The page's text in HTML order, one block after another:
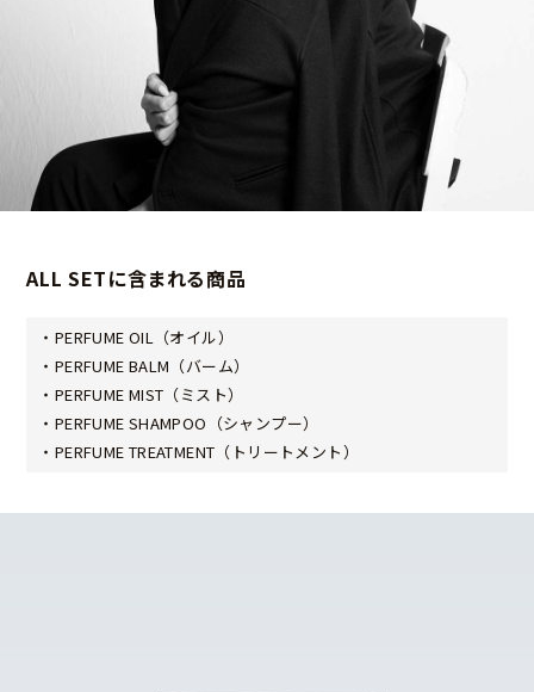
ALL SETに含まれる商品
・PERFUME OIL（オイル）
・PERFUME BALM（バーム）
・PERFUME MIST（ミスト）
・PERFUME SHAMPOO（シャンプー）
・PERFUME TREATMENT（トリートメント）